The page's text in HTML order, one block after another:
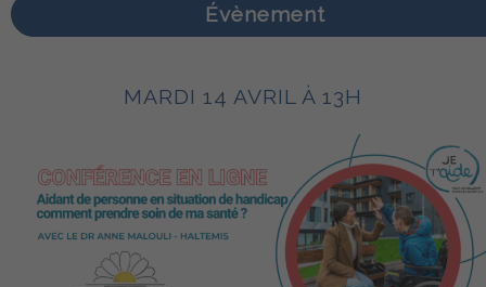
Évènement
MARDI 14 AVRIL À 13H